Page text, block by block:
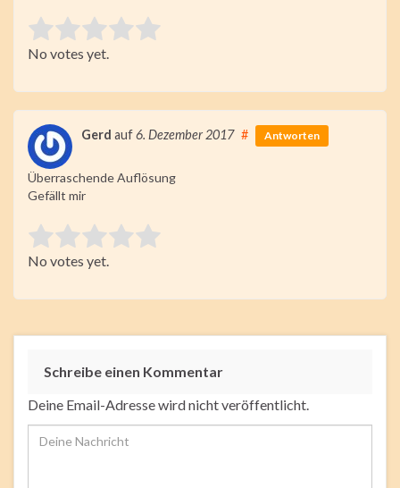
Rate this item:
Submit Rating
No votes yet.
Gerd auf6. Dezember 2017 # Antworten
Überraschende Auflösung
Gefällt mir
Rate this item:
Submit Rating
No votes yet.
Schreibe einen Kommentar
Deine Email-Adresse wird nicht veröffentlicht.